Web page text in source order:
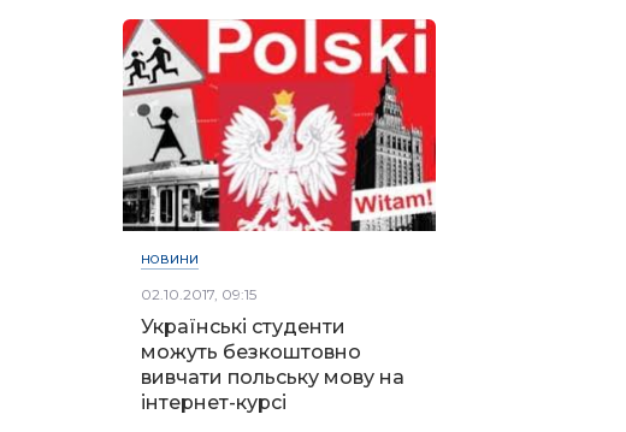
НОВИНИ
02.10.2017, 09:15
Українські студенти
можуть безкоштовно
вивчати польську мову на
інтернет-курсі